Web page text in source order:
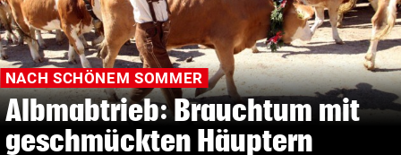
NACH SCHÖNEM SOMMER
Albmabtrieb: Brauchtum mit
geschmückten Häuptern